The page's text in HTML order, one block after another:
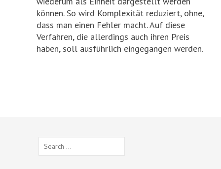
können. So wird Komplexität reduziert, ohne,
dass man einen Fehler macht. Auf diese
Verfahren, die allerdings auch ihren Preis
haben, soll ausführlich eingegangen werden.
for: